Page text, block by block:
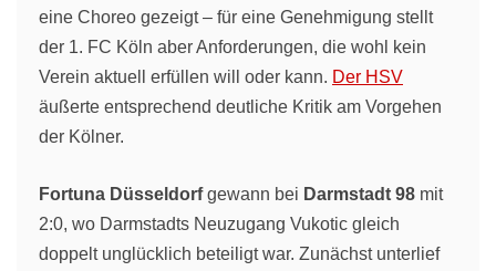
eine Choreo gezeigt – für eine Genehmigung stellt
der 1. FC Köln aber Anforderungen, die wohl kein
Verein aktuell erfüllen will oder kann. Der HSV
äußerte entsprechend deutliche Kritik am Vorgehen
der Kölner.
Fortuna Düsseldorfgewann bei Darmstadt 98 mit
2:0, wo Darmstadts Neuzugang Vukotic gleich
doppelt unglücklich beteiligt war. Zunächst unterlief